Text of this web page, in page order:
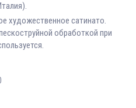
художественное сатинато.
обработкой при